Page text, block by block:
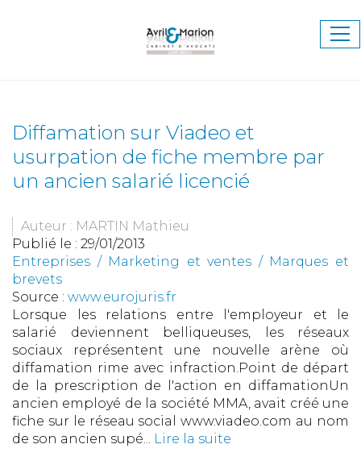
Diffamation sur Viadeo et
usurpation de fiche membre par
un ancien salarié licencié
Auteur : MARTIN Mathieu
Publié le : 29/01/2013
Entreprises / Marketing et ventes / Marques et
brevets
Source : www.eurojuris.fr
Lorsque les relations entre l'employeur et le
salarié deviennent belliqueuses, les réseaux
sociaux représentent une nouvelle arène où
diffamation rime avec infraction.Point de départ
de la prescription de l'action en diffamationUn
ancien employé de la société MMA, avait créé une
fiche sur le réseau social www.viadeo.com au nom
de son ancien supé... Lire la suite